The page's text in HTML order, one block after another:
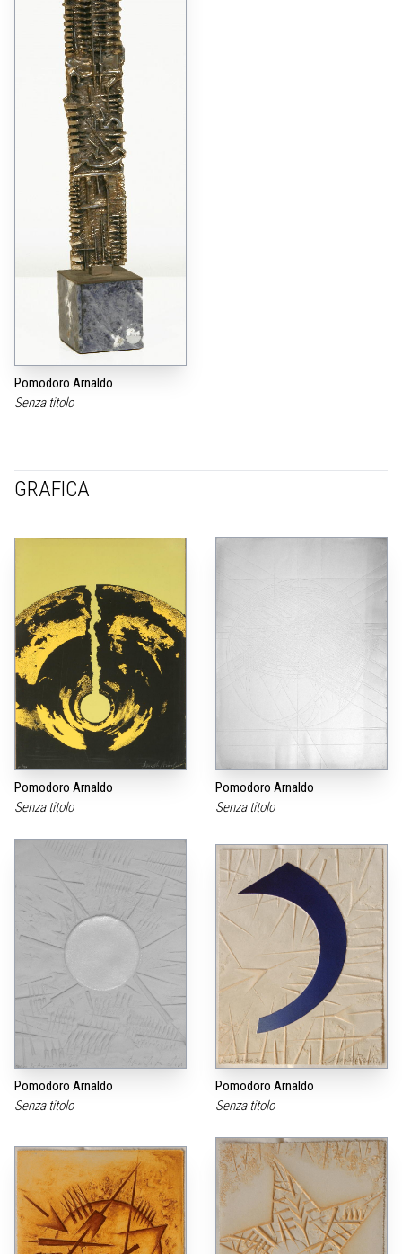
Pomodoro Arnaldo
Senza titolo
GRAFICA
Pomodoro Arnaldo
Senza titolo
Pomodoro Arnaldo
Senza titolo
Pomodoro Arnaldo
Senza titolo
Pomodoro Arnaldo
Senza titolo